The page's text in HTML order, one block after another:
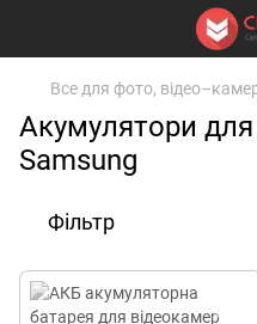
Все для фото,
Акумулятори
Samsung
Фільтр